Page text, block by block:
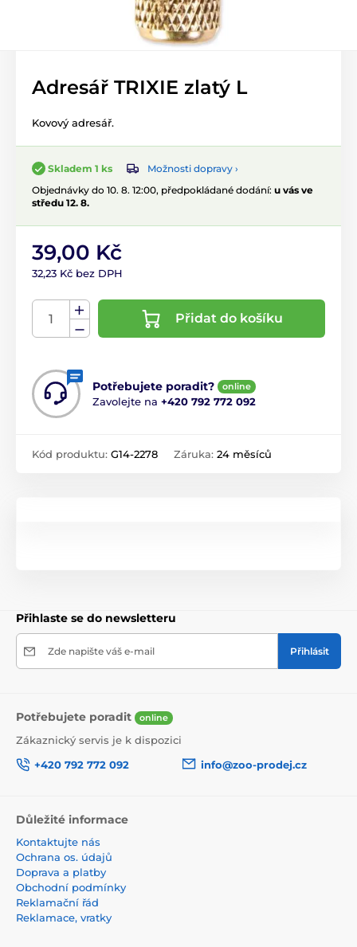
Adresář TRIXIE zlatý L
Kovový adresář.
Skladem 1 ks
Možnosti dopravy ›
Objednávky do 10. 8. 12:00, předpokládané dodání: u vás ve
středu 12. 8.
39,00 Kč
32,23 Kč bez DPH
Přidat do košíku
Potřebujete poradit? online
Zavolejte na +420 792 772 092
Kód produktu: G14-2278 Záruka: 24 měsíců
Přihlaste se do newsletteru
Zde napište váš e-mail Přihlásit
Potřebujete poradit online
Zákaznický servis je k dispozici
+420 792 772 092
info@zoo-prodej.cz
Důležité informace
Kontaktujte nás
Ochrana os. údajů
Doprava a platby
Obchodní podmínky
Reklamační řád
Reklamace, vratky